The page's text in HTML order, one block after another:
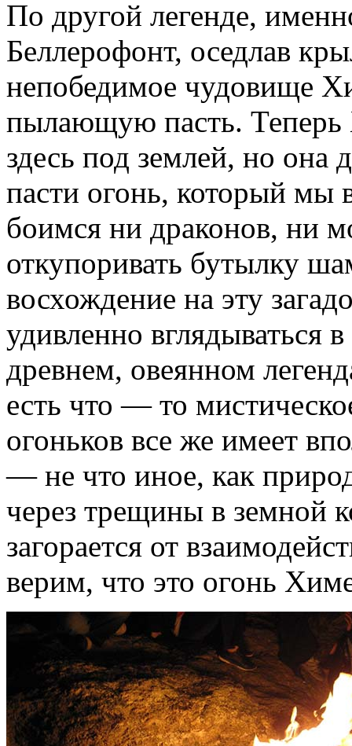
По другой легенде,
Беллерофонт, оседлав
непобедимое чудовище
пылающую пасть. Теперь
здесь под землей, но она
пасти огонь, который
боимся ни драконов, ни
откупоривать бутылку
восхождение на эту
удивленно вглядываться
древнем, овеянном
есть что — то
огоньков все же имеет
— не что иное, как
через трещины в земной
загорается от
верим, что это огонь